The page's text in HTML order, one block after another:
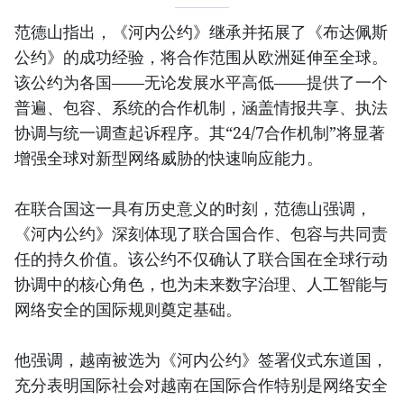
范德山指出，《河内公约》继承并拓展了《布达佩斯
公约》的成功经验，将合作范围从欧洲延伸至全球。
该公约为各国——无论发展水平高低——提供了一个
普遍、包容、系统的合作机制，涵盖情报共享、执法
协调与统一调查起诉程序。其“24/7合作机制”将显著
增强全球对新型网络威胁的快速响应能力。
在联合国这一具有历史意义的时刻，范德山强调，
《河内公约》深刻体现了联合国合作、包容与共同责
任的持久价值。该公约不仅确认了联合国在全球行动
协调中的核心角色，也为未来数字治理、人工智能与
网络安全的国际规则奠定基础。
他强调，越南被选为《河内公约》签署仪式东道国，
充分表明国际社会对越南在国际合作特别是网络安全